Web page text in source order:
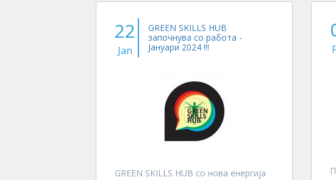
Decarbonization 1.0...
22
Jan
GREEN SKILLS HUB
започнува со работа -
Јануари 2024 !!!
GREEN SKILLS HUB со нова енергија